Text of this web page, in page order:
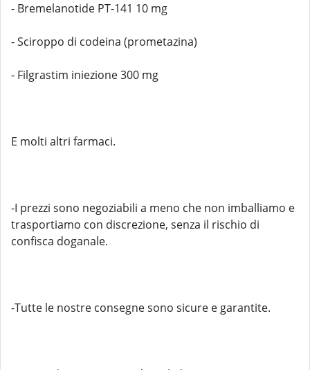
- Bremelanotide PT-141 10 mg
- Sciroppo di codeina (prometazina)
- Filgrastim iniezione 300 mg
E molti altri farmaci.
-I prezzi sono negoziabili a meno che non imballiamo e
trasportiamo con discrezione, senza il rischio di
confisca doganale.
-Tutte le nostre consegne sono sicure e garantite.